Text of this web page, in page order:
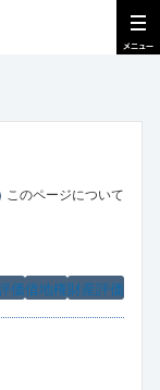
このページについて
財産評価
借地権
価